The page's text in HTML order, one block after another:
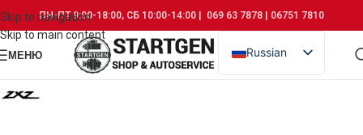
Skip to navigation
Skip to main content
ПН-ПТ 9:00-18:00, СБ 10:00-14:00 | 069 63 7878 | 06751 7810
МЕНЮ
Russian
Romanian